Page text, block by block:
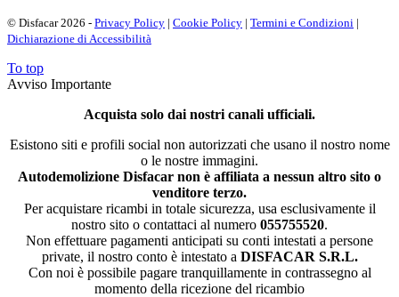
© Disfacar 2026 - Privacy Policy | Cookie Policy | Termini e Condizioni |
Dichiarazione di Accessibilità
To top
Avviso Importante
Acquista solo dai nostri canali ufficiali.
Esistono siti e profili social non autorizzati che usano il nostro nome
o le nostre immagini.
Autodemolizione Disfacar non è affiliata a nessun altro sito o
venditore terzo.
Per acquistare ricambi in totale sicurezza, usa esclusivamente il
nostro sito o contattaci al numero 055755520.
Non effettuare pagamenti anticipati su conti intestati a persone
private, il nostro conto è intestato a DISFACAR S.R.L.
Con noi è possibile pagare tranquillamente in contrassegno al
momento della ricezione del ricambio